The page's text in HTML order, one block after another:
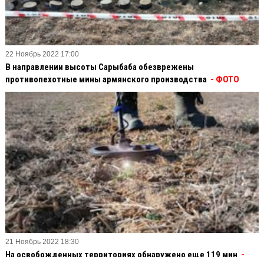
22 Ноябрь 2022 17:00
В направлении высоты Сарыбаба обезврежены
противопехотные мины армянского производства - ФОТО
21 Ноябрь 2022 18:30
На освобожденных территориях обнаружено еще 119 мин -